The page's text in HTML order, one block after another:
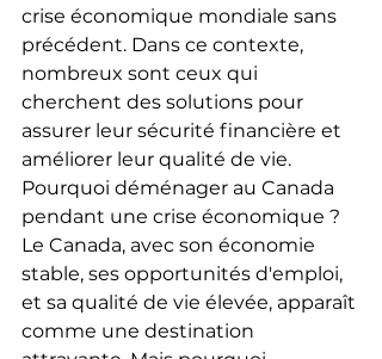
crise économique mondiale sans
précédent. Dans ce contexte,
nombreux sont ceux qui
cherchent des solutions pour
assurer leur sécurité financière et
améliorer leur qualité de vie.
Pourquoi déménager au Canada
pendant une crise économique ?
Le Canada, avec son économie
stable, ses opportunités d'emploi,
et sa qualité de vie élevée, apparaît
comme une destination